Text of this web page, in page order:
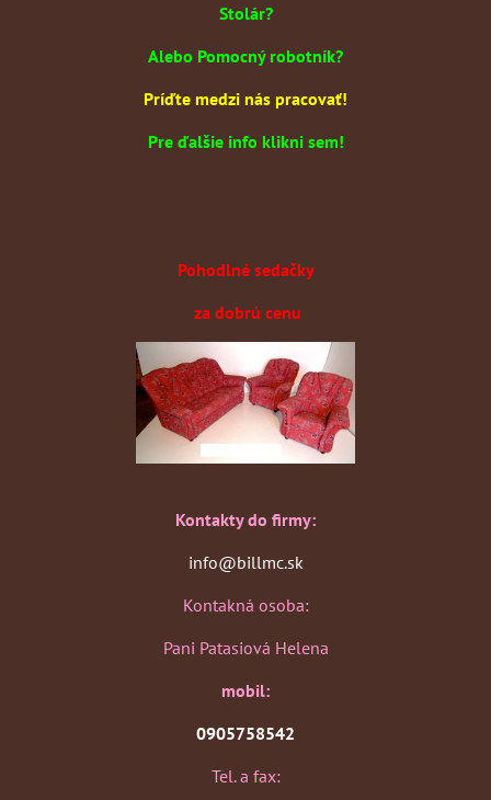
Stolár?
Alebo Pomocný robotník?
Príďte medzi nás pracovať!
Pre ďalšie info klikni sem!
Pohodlné sedačky
za dobrú cenu
Kontakty do firmy:
info@billmc.sk
Kontakná osoba:
Pani Patasiová Helena
mobil:
0905758542
Tel. a fax: